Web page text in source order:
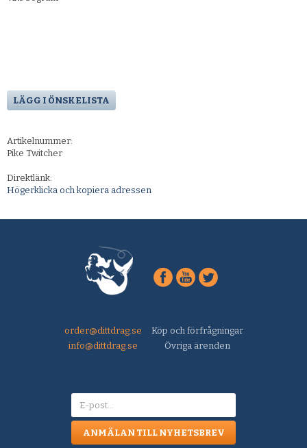
LÄGG I ÖNSKELISTA
Artikelnummer:
Pike Twitcher
Direktlänk:
Högerklicka och kopiera adressen
order@dittdrag.se
Köp och förfrågningar
info@dittdrag.se
Övriga ärenden
ANMÄLAN TILL NYHETSBREV